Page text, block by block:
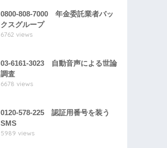
0800-808-7000 年金委託業者バッ
クスグループ
6762 views
03-6161-3023 自動音声による世論
調査
6678 views
0120-578-225 認証用番号を装う
SMS
5989 views